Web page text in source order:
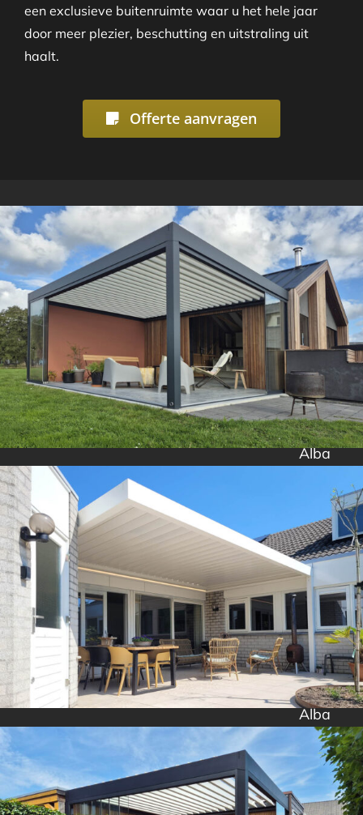
een exclusieve buitenruimte waar u het hele jaar
door meer plezier, beschutting en uitstraling uit
haalt.
Offerte aanvragen
Alba
Alba